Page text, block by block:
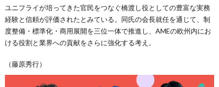
ユニフライが培ってきた官民をつなぐ橋渡し役としての豊富な実務
経験と信頼が評価されたとみている。同氏の会長就任を通じて、制
度整備・標準化・商用展開を三位一体で推進し、AMEの欧州内にお
ける役割と業界への貢献をさらに強化する考え。
（藤原秀行）